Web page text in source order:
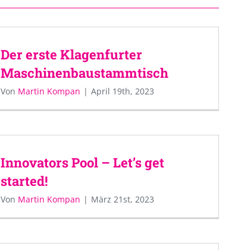
Der erste Klagenfurter
Maschinenbaustammtisch
Von Martin Kompan | April 19th, 2023
Innovators Pool – Let’s get
started!
Von Martin Kompan | März 21st, 2023